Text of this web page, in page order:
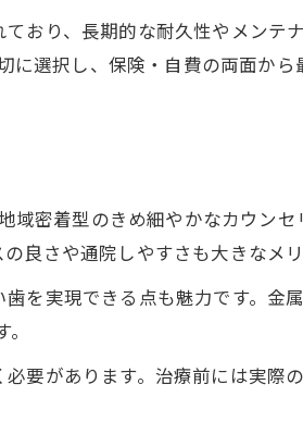
最適なCAD/CAM歯科医院を選ぶ
適応条件とチェックポイント
おり、長期的な耐久性やメンテ
に選択し、保険・自費の両面か
密着型のきめ細やかなカウン
良さや通院しやすさも大きなメ
を実現できる点も魅力です。金
要があります。治療前には実際